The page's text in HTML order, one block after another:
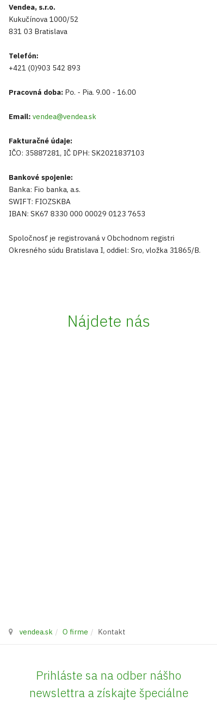
Vendea, s.r.o.
Kukučínova 1000/52
831 03 Bratislava
Telefón:
+421 (0)903 542 893
Pracovná doba: Po. - Pia. 9.00 - 16.00
Email: vendea@vendea.sk
Fakturačné údaje:
IČO: 35887281, IČ DPH: SK2021837103
Bankové spojenie:
Banka: Fio banka, a.s.
SWIFT: FIOZSKBA
IBAN: SK67 8330 000 00029 0123 7653
Spoločnosť je registrovaná v Obchodnom registri
Okresného súdu Bratislava I, oddiel: Sro, vložka 31865/B.
Nájdete nás
vendea.sk O firme Kontakt
Prihláste sa na odber nášho
newslettra a získajte špeciálne